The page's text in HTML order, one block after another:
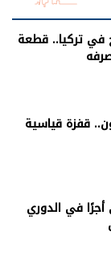
في تركيا.. قطعة
قفزة قياسية
في الدوري